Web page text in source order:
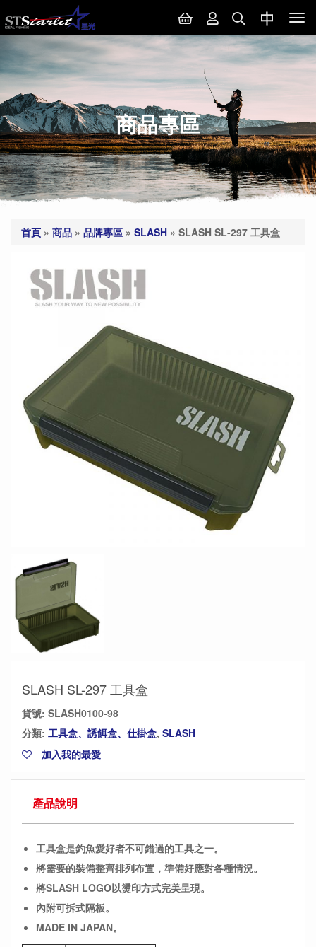
商品專區
首頁 » 商品 » 品牌專區 » SLASH » SLASH SL-297 工具盒
SLASH SL-297 工具盒
貨號: SLASH0100-98
分類: 工具盒、誘餌盒、仕掛盒, SLASH
加入我的最愛
產品說明
工具盒是釣魚愛好者不可錯過的工具之一。
將需要的裝備整齊排列布置， 準備好應對各種情況。
將SLASH LOGO以燙印方式完美呈現。
內附可拆式隔板。
MADE IN JAPAN。